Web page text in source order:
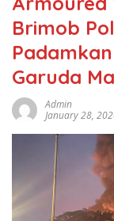
Brimob
Garuda
Admin
January 28,